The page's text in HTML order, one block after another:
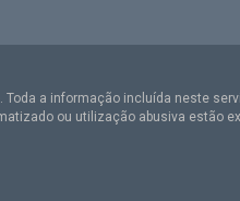
Toda a informação incluída neste
ou utilização abusiva estão